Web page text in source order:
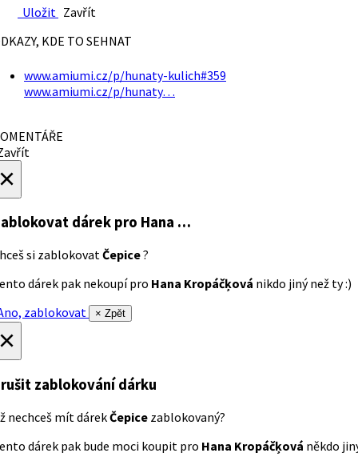
Uložit Zavřít
KDE TO SEHNAT
www.amiumi.cz/p/hunaty-kulich#359
www.amiumi.cz/p/hunaty…
dárek pro Hana …
si zablokovatČepice?
dárek pak nekoupí pro Hana Kropáčķová nikdo jiný než ty :)
zablokovat
× Zpět
zablokování dárku
nechceš mít dárekČepice zablokovaný?
dárek pak bude moci koupit pro Hana Kropáčķová někdo